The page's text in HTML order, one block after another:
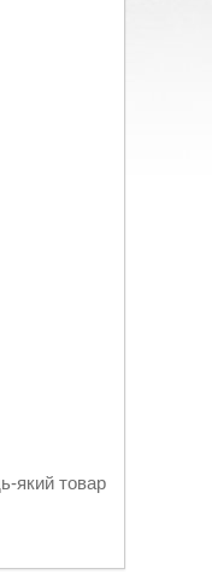
який товар